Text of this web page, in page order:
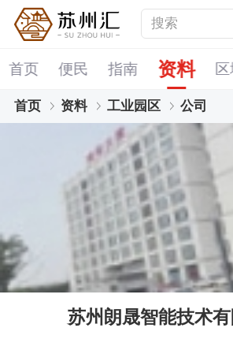
首页 便民 指南 资料
首页 资料 工业园区 公司
苏州朗晟智能技术有